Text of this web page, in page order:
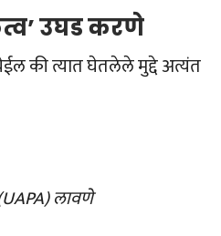
उघड करणे
की त्यात घेतलेले मुद्दे अत्यंत
लावणे